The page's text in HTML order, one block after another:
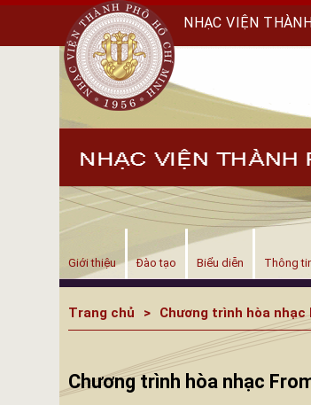
NHẠC VIỆN
Giới thiệu Đào tạo Biểu diễn Thông
Trang chủ Chương trình hòa
Chương trình hòa nhạc